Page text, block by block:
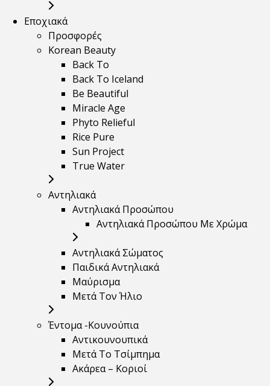
Εποχιακά
Προσφορές
Korean Beauty
Back To
Back To Iceland
Be Beautiful
Miracle Age
Phyto Relieful
Rice Pure
Sun Project
True Water
Αντηλιακά
Αντηλιακά Προσώπου
Αντηλιακά Προσώπου Με Χρώμα
Αντηλιακά Σώματος
Παιδικά Αντηλιακά
Μαύρισμα
Mετά Τον Ήλιο
Έντομα -Κουνούπια
Αντικουνουπικά
Μετά Το Τσίμπημα
Ακάρεα – Κοριοί